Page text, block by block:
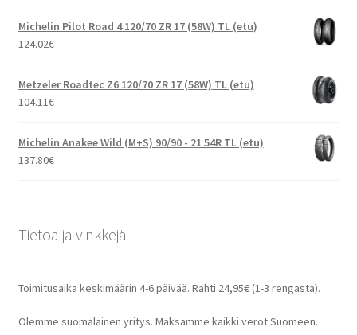
Michelin Pilot Road 4 120/70 ZR 17 (58W) TL (etu)
124.02€
Metzeler Roadtec Z6 120/70 ZR 17 (58W) TL (etu)
104.11€
Michelin Anakee Wild (M+S) 90/90 - 21 54R TL (etu)
137.80€
Tietoa ja vinkkejä
Toimitusaika keskimäärin 4-6 päivää. Rahti 24,95€ (1-3 rengasta).
Olemme suomalainen yritys. Maksamme kaikki verot Suomeen.